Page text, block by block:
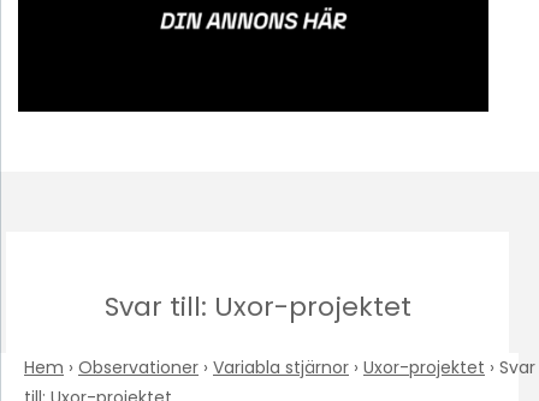
Svar till: Uxor-projektet
Hem › Observationer › Variabla stjärnor › Uxor-projektet › Svar